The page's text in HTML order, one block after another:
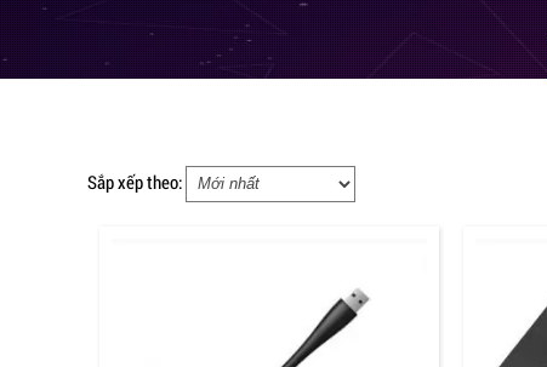
Sắp xếp theo: